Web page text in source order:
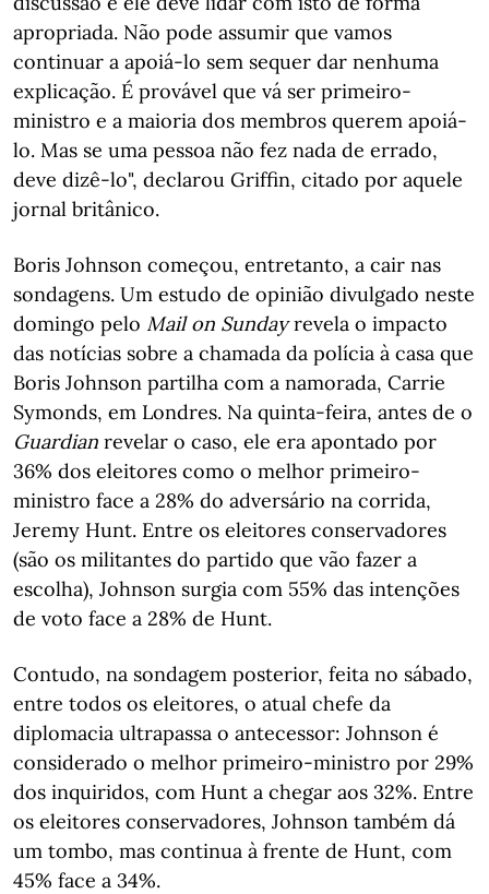
apropriada. Não pode assumir que vamos
continuar a apoiá-lo sem sequer dar nenhuma
explicação. É provável que vá ser primeiro-
ministro e a maioria dos membros querem apoiá-
lo. Mas se uma pessoa não fez nada de errado,
deve dizê-lo", declarou Griffin, citado por aquele
jornal britânico.
Boris Johnson começou, entretanto, a cair nas
sondagens. Um estudo de opinião divulgado neste
domingo pelo Mail on Sundayrevela o impacto
das notícias sobre a chamada da polícia à casa que
Boris Johnson partilha com a namorada, Carrie
Symonds, em Londres. Na quinta-feira, antes de o
Guardian revelar o caso, ele era apontado por
36% dos eleitores como o melhor primeiro-
ministro face a 28% do adversário na corrida,
Jeremy Hunt. Entre os eleitores conservadores
(são os militantes do partido que vão fazer a
escolha), Johnson surgia com 55% das intenções
de voto face a 28% de Hunt.
Contudo, na sondagem posterior, feita no sábado,
entre todos os eleitores, o atual chefe da
diplomacia ultrapassa o antecessor: Johnson é
considerado o melhor primeiro-ministro por 29%
dos inquiridos, com Hunt a chegar aos 32%. Entre
os eleitores conservadores, Johnson também dá
um tombo, mas continua à frente de Hunt, com
45% face a 34%.